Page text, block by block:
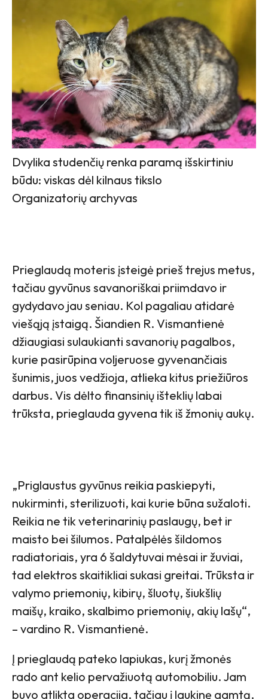
Dvylika studenčių renka paramą išskirtiniu
būdu: viskas dėl kilnaus tikslo
Organizatorių archyvas
Prieglaudą moteris įsteigė prieš trejus metus,
tačiau gyvūnus savanoriškai priimdavo ir
gydydavo jau seniau. Kol pagaliau atidarė
viešąją įstaigą. Šiandien R. Vismantienė
džiaugiasi sulaukianti savanorių pagalbos,
kurie pasirūpina voljeruose gyvenančiais
šunimis, juos vedžioja, atlieka kitus priežiūros
darbus. Vis dėlto finansinių išteklių labai
trūksta, prieglauda gyvena tik iš žmonių aukų.
„Priglaustus gyvūnus reikia paskiepyti,
nukirminti, sterilizuoti, kai kurie būna sužaloti.
Reikia ne tik veterinarinių paslaugų, bet ir
maisto bei šilumos. Patalpėlės šildomos
radiatoriais, yra 6 šaldytuvai mėsai ir žuviai,
tad elektros skaitikliai sukasi greitai. Trūksta ir
valymo priemonių, kibirų, šluotų, šiukšlių
maišų, kraiko, skalbimo priemonių, akių lašų“,
– vardino R. Vismantienė.
Į prieglaudą pateko lapiukas, kurį žmonės
rado ant kelio pervažiuotą automobiliu. Jam
buvo atlikta operacija, tačiau į laukinę gamtą,